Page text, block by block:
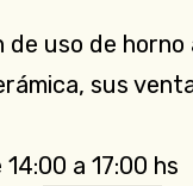
de uso de horno
sus
a 17:00 hs